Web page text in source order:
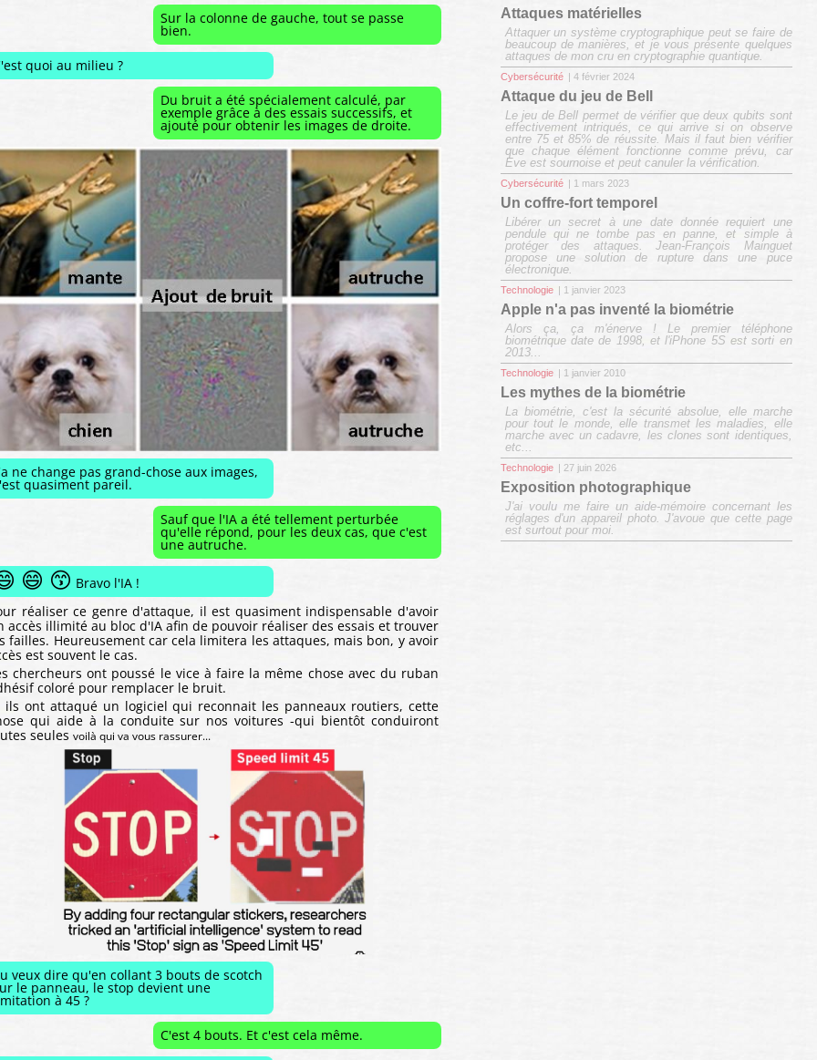
Attaques matérielles
Attaquer un système cryptographique peut se faire de
beaucoup de manières, et je vous présente quelques
attaques de mon cru en cryptographie quantique.
Cybersécurité | 4 février 2024
Attaque du jeu de Bell
Le jeu de Bell permet de vérifier que deux qubits sont
effectivement intriqués, ce qui arrive si on observe
entre 75 et 85% de réussite. Mais il faut bien vérifier
que chaque élément fonctionne comme prévu, car
Eve est sournoise et peut canuler la vérification.
Cybersécurité | 1 mars 2023
Un coffre-fort temporel
Libérer un secret à une date donnée requiert une
pendule qui ne tombe pas en panne, et simple à
protéger des attaques. Jean-François Mainguet
propose une solution de rupture dans une puce
électronique.
Technologie | 1 janvier 2023
Apple n'a pas inventé la biométrie
Alors ça, ça m'énerve ! Le premier téléphone
biométrique date de 1998, et l'iPhone 5S est sorti en
2013...
Technologie | 1 janvier 2010
Les mythes de la biométrie
La biométrie, c'est la sécurité absolue, elle marche
pour tout le monde, elle transmet les maladies, elle
marche avec un cadavre, les clones sont identiques,
etc...
Technologie | 27 juin 2026
Exposition photographique
J'ai voulu me faire un aide-mémoire concernant les
réglages d'un appareil photo. J'avoue que cette page
est surtout pour moi.
Sur la colonne de gauche, tout se passe
bien.
quoi au milieu ?
Du bruit a été spécialement calculé, par
exemple grâce à des essais successifs, et
ajouté pour obtenir les images de droite.
ne change pas grand-chose aux images,
quasiment pareil.
Sauf que l'IA a été tellement perturbée
qu'elle répond, pour les deux cas, que c'est
une autruche.
😄 😙 Bravo l'IA !
réaliser ce genre d'attaque, il est quasiment indispensable d'avoir
accès illimité au bloc d'IA afin de pouvoir réaliser des essais et trouver
failles. Heureusement car cela limitera les attaques, mais bon, y avoir
est souvent le cas.
chercheurs ont poussé le vice à faire la même chose avec du ruban
coloré pour remplacer le bruit.
ils ont attaqué un logiciel qui reconnait les panneaux routiers, cette
qui aide à la conduite sur nos voitures -qui bientôt conduiront
seules voilà qui va vous rassurer...
veux dire qu'en collant 3 bouts de scotch
le panneau, le stop devient une
à 45 ?
C'est 4 bouts. Et c'est cela même.